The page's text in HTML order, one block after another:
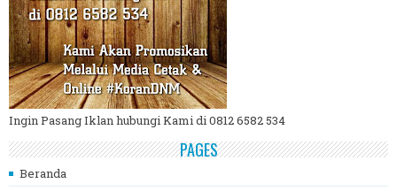
Ingin Pasang Iklan hubungi Kami di 0812 6582 534
PAGES
Beranda